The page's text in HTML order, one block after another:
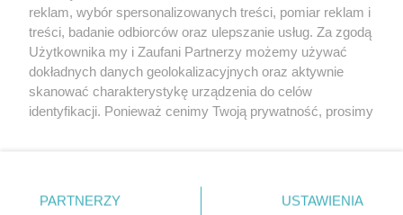
Zaloguj
Zapomniałem hasła
Copyright © 2022 Kurier Szczeciński sp. z o.o.
reklam, wybór spersonalizowanych treści, pomiar reklam i
treści, badanie odbiorców oraz ulepszanie usług. Za zgodą
Użytkownika my i Zaufani Partnerzy możemy używać
dokładnych danych geolokalizacyjnych oraz aktywnie
skanować charakterystykę urządzenia do celów
identyfikacji. Ponieważ cenimy Twoją prywatność, prosimy
prywatności znajdujący się w lewym dolnym rogu strony
. Niektóre rodzaje przetwarzania danych nie wymagają
PARTNERZY USTAWIENIA